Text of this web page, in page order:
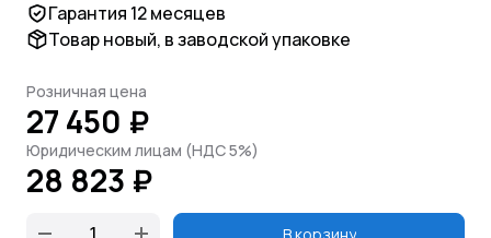
Гарантия 12 месяцев
Товар новый, в заводской упаковке
Розничная цена
27 450 ₽
Юридическим лицам (НДС 5%)
28 823 ₽